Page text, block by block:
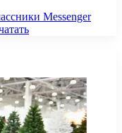
Messenger